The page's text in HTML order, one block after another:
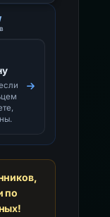
по